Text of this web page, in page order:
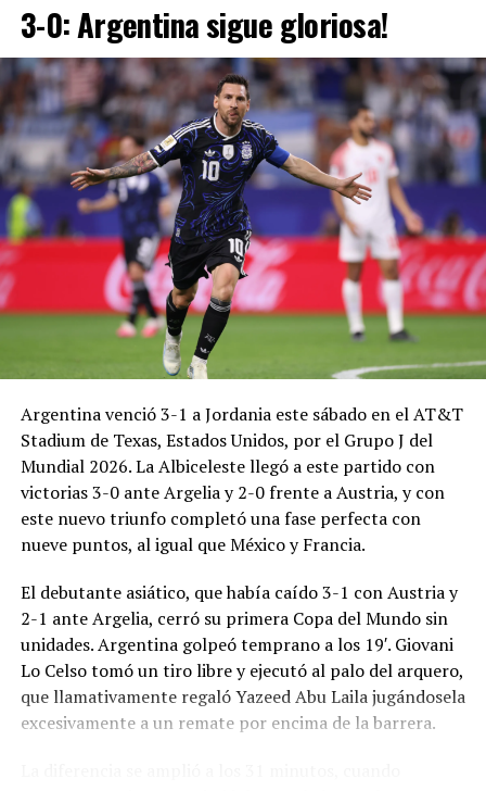
3-0: Argentina sigue gloriosa!
Argentina venció 3-1 a Jordania este sábado en el AT&T
Stadium de Texas, Estados Unidos, por el Grupo J del
Mundial 2026. La Albiceleste llegó a este partido con
victorias 3-0 ante Argelia y 2-0 frente a Austria, y con
este nuevo triunfo completó una fase perfecta con
nueve puntos, al igual que México y Francia.
El debutante asiático, que había caído 3-1 con Austria y
2-1 ante Argelia, cerró su primera Copa del Mundo sin
unidades. Argentina golpeó temprano a los 19′. Giovani
Lo Celso tomó un tiro libre y ejecutó al palo del arquero,
que llamativamente regaló Yazeed Abu Laila jugándosela
excesivamente a un remate por encima de la barrera.